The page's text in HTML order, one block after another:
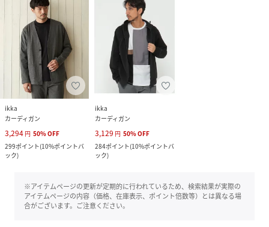
ikka
カーディガン
3,294 円 50%OFF
299ポイント(10%ポイントバ
ック)
ikka
カーディガン
3,129 円 50%OFF
284ポイント(10%ポイントバ
ック)
※アイテムページの更新が定期的に行われているため、検索結果が実際の
アイテムページの内容（価格、在庫表示、ポイント倍数等）とは異なる場
合がございます。ご注意ください。